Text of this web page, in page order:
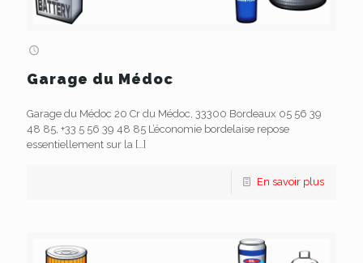
Garage du Médoc
Garage du Médoc 20 Cr du Médoc, 33300 Bordeaux 05 56 39
48 85, +33 5 56 39 48 85 L’économie bordelaise repose
essentiellement sur la […]
En savoir plus